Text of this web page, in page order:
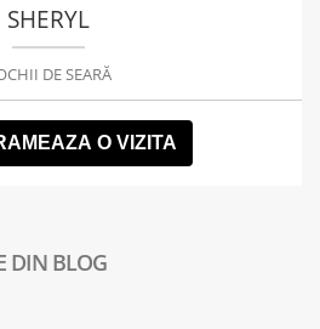
SHERYL
DE SEARĂ
O VIZITA